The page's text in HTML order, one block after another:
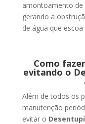
amontoamento de
gerando a
de água que
Como
evitando o
Além de todos os
manutenção
evitar o